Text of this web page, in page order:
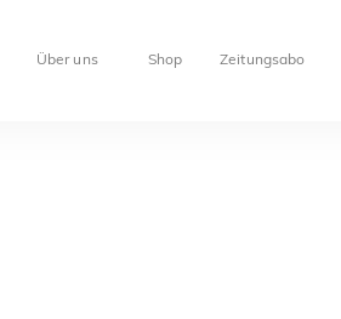
Über uns Shop Zeitungsabo